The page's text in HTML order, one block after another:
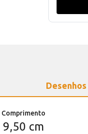
Comprimento
9,50 cm